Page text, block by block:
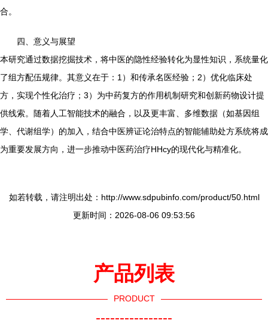
合。
四、意义与展望
本研究通过数据挖掘技术，将中医的隐性经验转化为显性知识，系统量化
了组方配伍规律。其意义在于：1）和传承名医经验；2）优化临床处
方，实现个性化治疗；3）为中药复方的作用机制研究和创新药物设计提
供线索。随着人工智能技术的融合，以及更丰富、多维数据（如基因组
学、代谢组学）的加入，结合中医辨证论治特点的智能辅助处方系统将成
为重要发展方向，进一步推动中医药治疗HHcy的现代化与精准化。
如若转载，请注明出处：http://www.sdpubinfo.com/product/50.html
更新时间：2026-08-06 09:53:56
产品列表
PRODUCT
----------------